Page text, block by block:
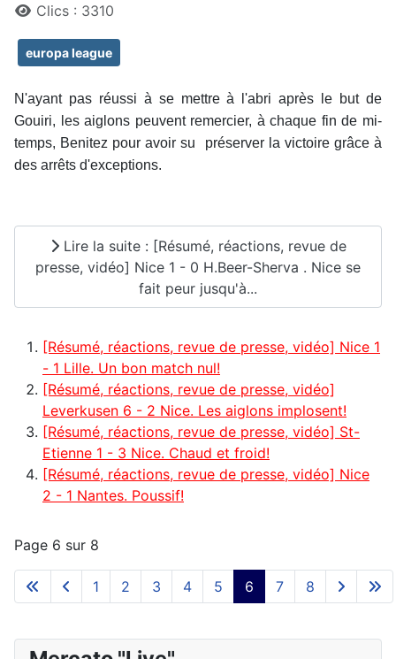
Clics : 3310
europa league
N'ayant pas réussi à se mettre à l'abri après le but de
Gouiri, les aiglons peuvent remercier, à chaque fin de mi-
temps, Benitez pour avoir su préserver la victoire grâce à
des arrêts d'exceptions.
Lire la suite : [Résumé, réactions, revue de
presse, vidéo] Nice 1 - 0 H.Beer-Sherva . Nice se
fait peur jusqu'à...
[Résumé, réactions, revue de presse, vidéo] Nice 1
- 1 Lille. Un bon match nul!
[Résumé, réactions, revue de presse, vidéo]
Leverkusen 6 - 2 Nice. Les aiglons implosent!
[Résumé, réactions, revue de presse, vidéo] St-
Etienne 1 - 3 Nice. Chaud et froid!
[Résumé, réactions, revue de presse, vidéo] Nice
2 - 1 Nantes. Poussif!
Page 6 sur 8
1 2 3 4 5 6 7 8